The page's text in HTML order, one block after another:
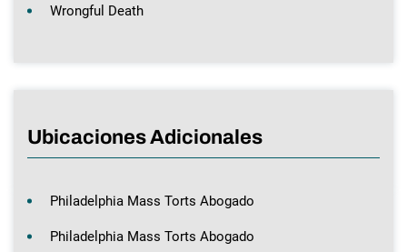
Wrongful Death
Ubicaciones Adicionales
Philadelphia Mass Torts Abogado
Philadelphia Mass Torts Abogado